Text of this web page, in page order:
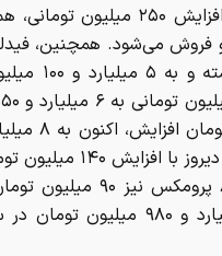
رسپکت پرایم تیپ ۲ نسبت به روز گذشته با افزایش
تومان خرید و فروش می‌شود. همچنین،
(۷ نفره) نیز ۲۲۰
میلیارد و ۳۹۰ میلیون تومان رسید و تیگو ۸
قیمت را تجربه کرد و اکنون به قیمت ۷ میلیارد و